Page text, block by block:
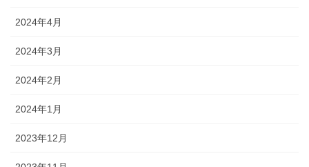
2024年4月
2024年3月
2024年2月
2024年1月
2023年12月